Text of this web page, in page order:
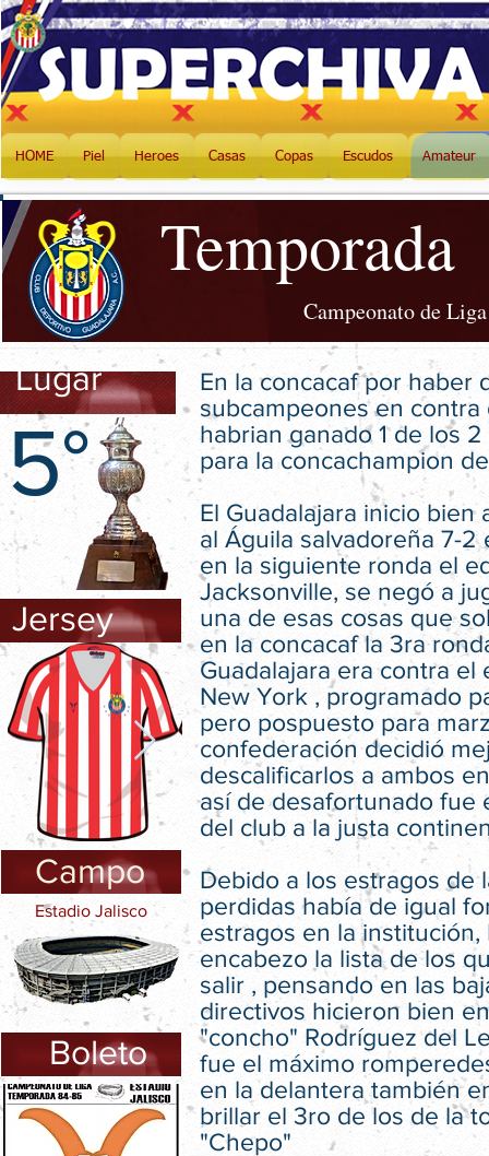
HOME Piel Heroes Casas Copas Escudos Amateur
5°
Lugar
Jersey
Estadio Jalisco
Campo
Boleto
En la concacaf por haber
subcampeones en contra
habrian ganado 1 de los
para la concachampion
El Guadalajara inicio bien
al Águila salvadoreña 7-2
en la siguiente ronda el
Jacksonville, se negó a
una de esas cosas que
en la concacaf la 3ra
Guadalajara era contra el
New York , programado
pero pospuesto para
confederación decidió
descalificarlos a ambos
así de desafortunado fue
del club a la justa
Debido a los estragos de
perdidas había de igual
estragos en la institución,
encabezo la lista de los
salir , pensando en las
directivos hicieron bien
"concho" Rodríguez del
fue el máximo
en la delantera también
brillar el 3ro de los de la
"Chepo"
Temporada
Campeonato de